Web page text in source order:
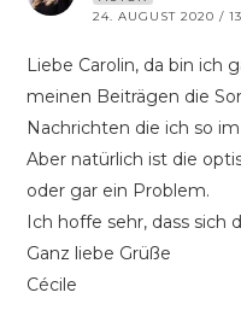
24. AUGUST 2020 /
Liebe Carolin, da bin ich
meinen Beiträgen die
Nachrichten die ich so
Aber natürlich ist die
oder gar ein Problem.
Ich hoffe sehr, dass sich
Ganz liebe Grüße
Cécile